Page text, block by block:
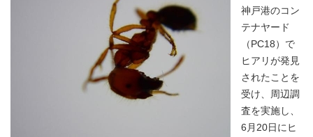
神戸港のコン
テナヤード
（PC18）で
ヒアリが発見
されたことを
受け、周辺調
査を実施し、
6月20日にヒ